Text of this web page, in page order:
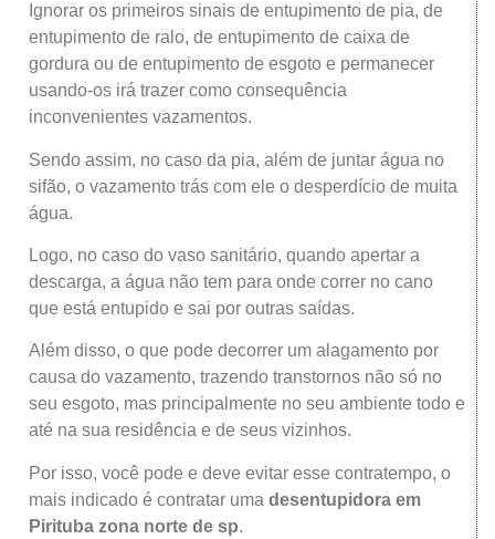
Ignorar os primeiros sinais de entupimento de pia, de
entupimento de ralo, de entupimento de caixa de
gordura ou de entupimento de esgoto e permanecer
usando-os irá trazer como consequência
inconvenientes vazamentos.
Sendo assim, no caso da pia, além de juntar água no
sifão, o vazamento trás com ele o desperdício de muita
água.
Logo, no caso do vaso sanitário, quando apertar a
descarga, a água não tem para onde correr no cano
que está entupido e sai por outras saídas.
Além disso, o que pode decorrer um alagamento por
causa do vazamento, trazendo transtornos não só no
seu esgoto, mas principalmente no seu ambiente todo e
até na sua residência e de seus vizinhos.
Por isso, você pode e deve evitar esse contratempo, o
mais indicado é contratar uma desentupidora em
Pirituba zona norte de sp.